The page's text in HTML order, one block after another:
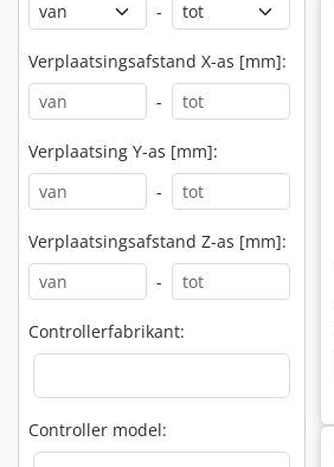
-
Verplaatsingsafstand X-as [mm]:
-
Verplaatsing Y-as [mm]:
-
Verplaatsingsafstand Z-as [mm]:
-
Controllerfabrikant:
Controller model: